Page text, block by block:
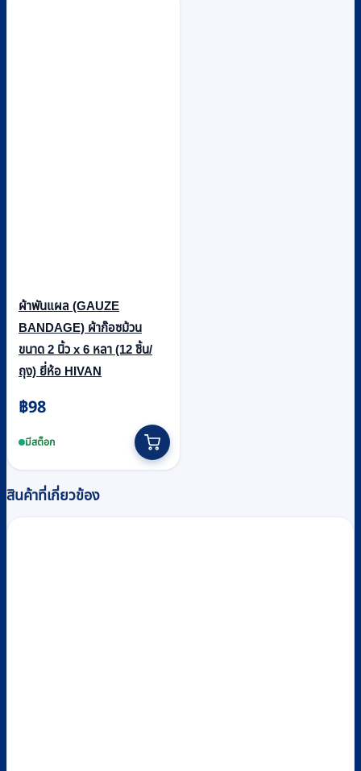
ผ้าพันแผล (GAUZE
BANDAGE) ผ้าก๊อซม้วน
ขนาด 2 นิ้ว x 6 หลา (12 ชิ้น/
ถุง) ยี่ห้อ HIVAN
฿98
มีสต็อก
สินค้าที่เกี่ยวข้อง